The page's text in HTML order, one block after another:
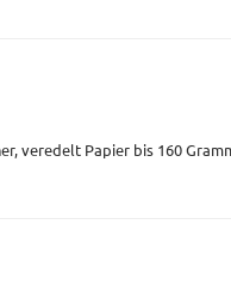
veredelt Papier bis 160